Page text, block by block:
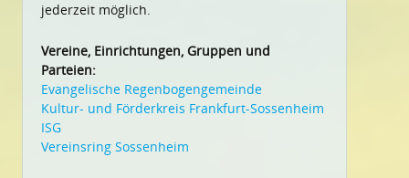
jederzeit möglich.
Vereine, Einrichtungen, Gruppen und
Parteien:
Evangelische Regenbogengemeinde
Kultur- und Förderkreis Frankfurt-Sossenheim
ISG
Vereinsring Sossenheim